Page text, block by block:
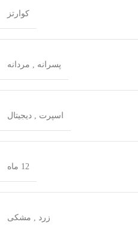
کوارتز
پسرانه مردانه
اسپرت دیجیتال
12 ماه
زرد مشکی